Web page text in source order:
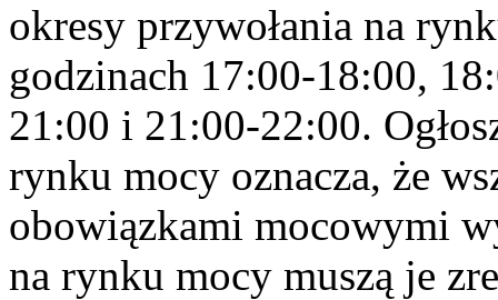
okresy przywołania na
godzinach 17:00-18:00,
21:00 i 21:00-22:00.
rynku mocy oznacza, że
obowiązkami mocowymi
na rynku mocy muszą je